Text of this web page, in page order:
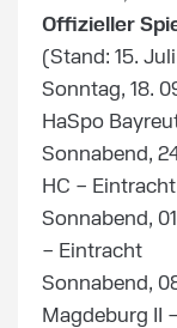
Offizieller
(Stand: 15.
Sonntag, 18.
HaSpo
Sonnabend,
HC – Eintracht
Sonnabend,
– Eintracht
Sonnabend,
Magdeburg II